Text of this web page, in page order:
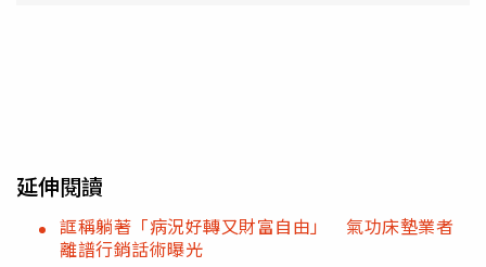
延伸閱讀
誆稱躺著「病況好轉又財富自由」 氣功床墊業者
離譜行銷話術曝光